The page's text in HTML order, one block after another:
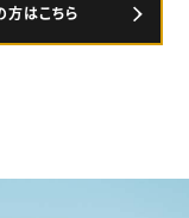
はこちら